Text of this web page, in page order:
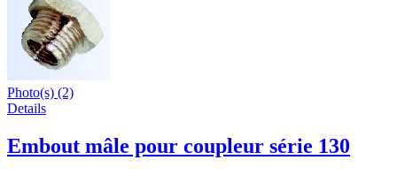
Photo(s) (2)
Details
Embout mâle pour coupleur série 130